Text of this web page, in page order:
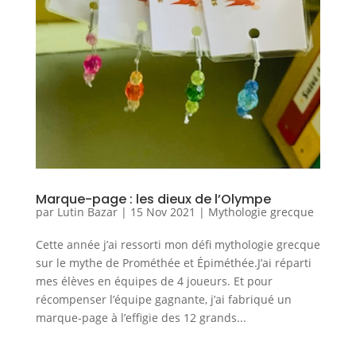
Marque-page : les dieux de l’Olympe
par Lutin Bazar| 15 Nov 2021 | Mythologie grecque
Cette année j’ai ressorti mon défi mythologie grecque
sur le mythe de Prométhée et Épiméthée.J’ai réparti
mes élèves en équipes de 4 joueurs. Et pour
récompenser l’équipe gagnante, j’ai fabriqué un
marque-page à l’effigie des 12 grands...